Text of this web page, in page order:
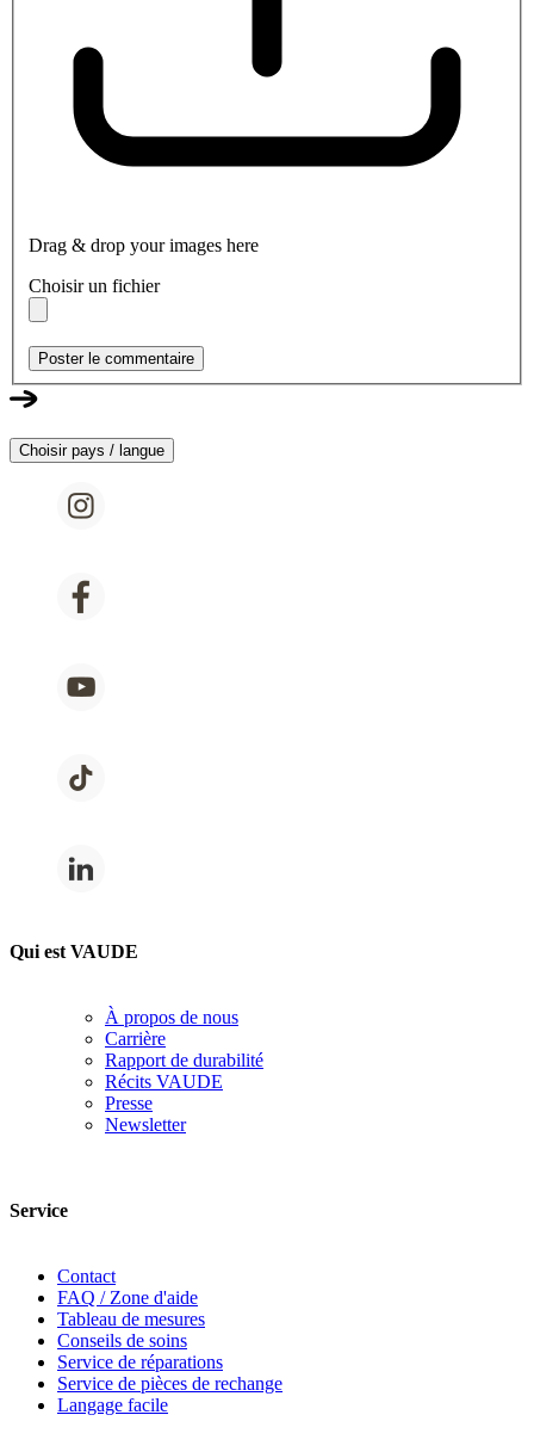
Drag & drop your images here
Choisir un fichier
Poster le commentaire
Choisir pays / langue
Qui est VAUDE
À propos de nous
Carrière
Rapport de durabilité
Récits VAUDE
Presse
Newsletter
Service
Contact
FAQ / Zone d'aide
Tableau de mesures
Conseils de soins
Service de réparations
Service de pièces de rechange
Langage facile